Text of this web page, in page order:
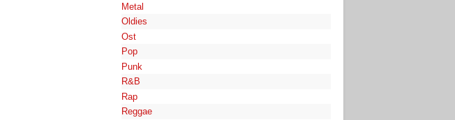
Metal
Oldies
Ost
Pop
Punk
R&B
Rap
Reggae